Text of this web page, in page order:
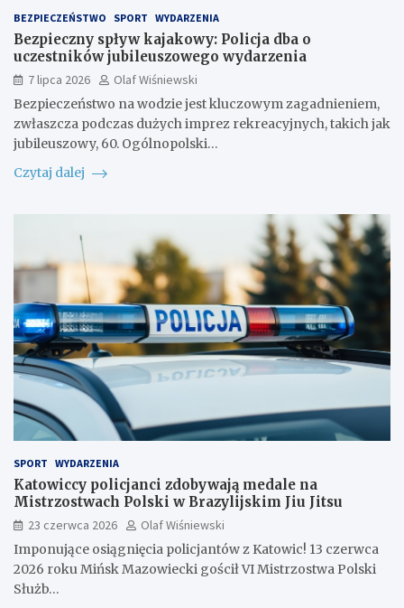
BEZPIECZEŃSTWO SPORT WYDARZENIA
Bezpieczny spływ kajakowy: Policja dba o
uczestników jubileuszowego wydarzenia
7 lipca 2026
Olaf Wiśniewski
Bezpieczeństwo na wodzie jest kluczowym zagadnieniem,
zwłaszcza podczas dużych imprez rekreacyjnych, takich jak
jubileuszowy, 60. Ogólnopolski…
Czytaj dalej
SPORT WYDARZENIA
Katowiccy policjanci zdobywają medale na
Mistrzostwach Polski w Brazylijskim Jiu Jitsu
23 czerwca 2026
Olaf Wiśniewski
Imponujące osiągnięcia policjantów z Katowic! 13 czerwca
2026 roku Mińsk Mazowiecki gościł VI Mistrzostwa Polski
Służb…